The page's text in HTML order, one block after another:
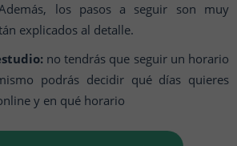
los pasos a seguir son muy
explicados al detalle.
no tendrás que seguir un horario
podrás decidir qué días quieres
y en qué horario